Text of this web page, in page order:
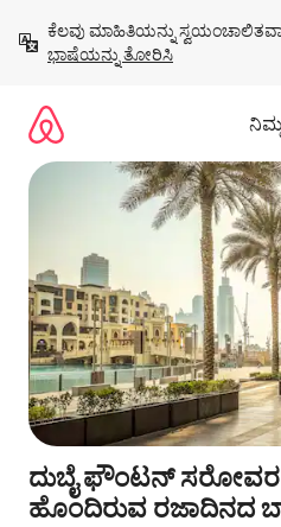
ಹೋಗಿ
ಕೆಲವು ಮಾಹಿತಿಯನ್ನು
ಭಾಷೆಯನ್ನು ತೋರಿಸಿ
ದುಬೈ ಫೌಂಟನ್
ಹೊಂದಿರುವ ರಜಾದಿನದ